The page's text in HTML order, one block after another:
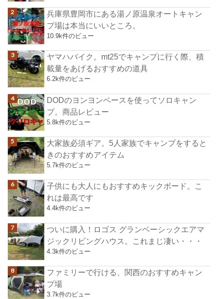
兵庫県豊岡市にある湯ノ原温泉オートキャン
プ場は本当にいいところ。
10.9k件のビュー
ヤマハバイク。mt25でキャンプに行く際、積
載量をあげるおすすめの道具
6.2k件のビュー
DODのヨンヨンベースを使ってソロキャン
プ。商品レビュー
5.8k件のビュー
大家族必須ギア。5人家族でキャンプをすると
きのおすすめアイテム
5.7k件のビュー
子供にも大人にもおすすめキックボード。こ
れは最高です
4.4k件のビュー
ついに購入！ロゴス グランベーシックエアマ
ジックリビングハウス。これまじ凄い・・・
4.3k件のビュー
ファミリーで行ける、関西のおすすめキャン
プ場
3.7k件のビュー